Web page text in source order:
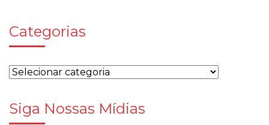
Categorias
Siga Nossas Mídias